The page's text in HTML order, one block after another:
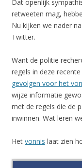
Dat openlijk
retweeten mag,
Nu kijken we nader
Twitter.
Want de politie
regels in deze
gevolgen voor het
wijze informatie
met de regels die de
inwinnen. Wat leren
Het vonnis laat zien